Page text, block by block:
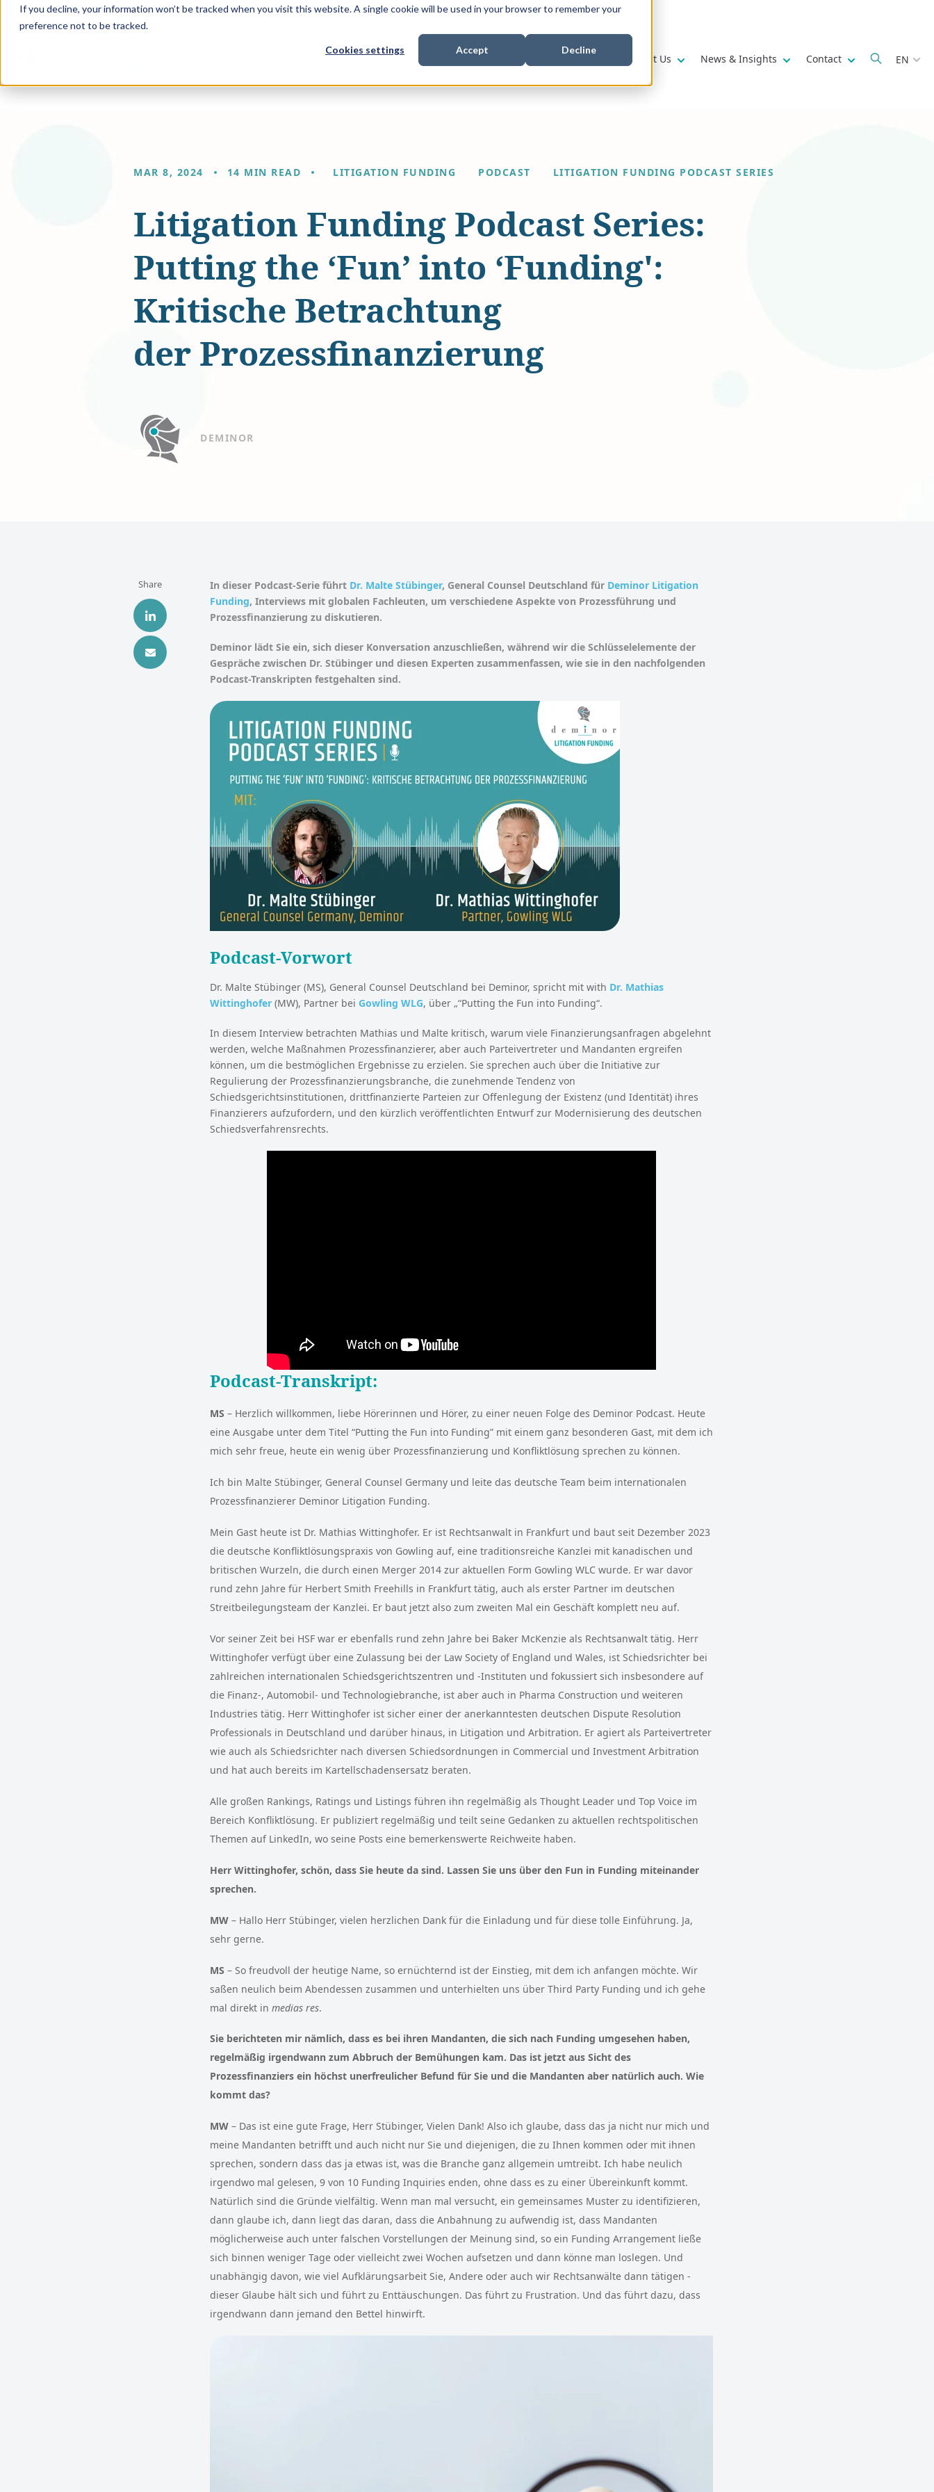
If you decline, your information won’t be tracked when you visit this website. A single cookie will be used in your browser to remember your
preference not to be tracked.
Cookies settings Accept Decline
Solutions & Expertise Show submenu for
Litigation Funding Show submenu for
Who We Work With Show submenu for
About Us Show submenu for
News & Insights Show submenu for
Contact Show submenu
EN
MAR 8, 2024 14 MIN READ LITIGATION FUNDING PODCAST LITIGATION FUNDING PODCAST SERIES
Litigation Funding Podcast Series:
Putting the ‘Fun’ into ‘Funding':
Kritische Betrachtung
der Prozessfinanzierung
DEMINOR
Share In dieser Podcast-Serie führt Dr. Malte Stübinger, General Counsel Deutschland für Deminor Litigation
Funding, Interviews mit globalen Fachleuten, um verschiedene Aspekte von Prozessführung und
Prozessfinanzierung zu diskutieren.
Deminor lädt Sie ein, sich dieser Konversation anzuschließen, während wir die Schlüsselelemente der
Gespräche zwischen Dr. Stübinger und diesen Experten zusammenfassen, wie sie in den nachfolgenden
Podcast-Transkripten festgehalten sind.
Podcast-Vorwort
Dr. Malte Stübinger (MS), General Counsel Deutschland bei Deminor, spricht mit with Dr. Mathias
Wittinghofer (MW), Partner bei Gowling WLG, über „“Putting the Fun into Funding“.
In diesem Interview betrachten Mathias und Malte kritisch, warum viele Finanzierungsanfragen abgelehnt
werden, welche Maßnahmen Prozessfinanzierer, aber auch Parteivertreter und Mandanten ergreifen
können, um die bestmöglichen Ergebnisse zu erzielen. Sie sprechen auch über die Initiative zur
Regulierung der Prozessfinanzierungsbranche, die zunehmende Tendenz von
Schiedsgerichtsinstitutionen, drittfinanzierte Parteien zur Offenlegung der Existenz (und Identität) ihres
Finanzierers aufzufordern, und den kürzlich veröffentlichten Entwurf zur Modernisierung des deutschen
Schiedsverfahrensrechts.
Podcast-Transkript:
MS – Herzlich willkommen, liebe Hörerinnen und Hörer, zu einer neuen Folge des Deminor Podcast. Heute
eine Ausgabe unter dem Titel “Putting the Fun into Funding” mit einem ganz besonderen Gast, mit dem ich
mich sehr freue, heute ein wenig über Prozessfinanzierung und Konfliktlösung sprechen zu können.
Ich bin Malte Stübinger, General Counsel Germany und leite das deutsche Team beim internationalen
Prozessfinanzierer Deminor Litigation Funding.
Mein Gast heute ist Dr. Mathias Wittinghofer. Er ist Rechtsanwalt in Frankfurt und baut seit Dezember 2023
die deutsche Konfliktlösungspraxis von Gowling auf, eine traditionsreiche Kanzlei mit kanadischen und
britischen Wurzeln, die durch einen Merger 2014 zur aktuellen Form Gowling WLC wurde. Er war davor
rund zehn Jahre für Herbert Smith Freehills in Frankfurt tätig, auch als erster Partner im deutschen
Streitbeilegungsteam der Kanzlei. Er baut jetzt also zum zweiten Mal ein Geschäft komplett neu auf.
Vor seiner Zeit bei HSF war er ebenfalls rund zehn Jahre bei Baker McKenzie als Rechtsanwalt tätig. Herr
Wittinghofer verfügt über eine Zulassung bei der Law Society of England und Wales, ist Schiedsrichter bei
zahlreichen internationalen Schiedsgerichtszentren und -Instituten und fokussiert sich insbesondere auf
die Finanz-, Automobil- und Technologiebranche, ist aber auch in Pharma Construction und weiteren
Industries tätig. Herr Wittinghofer ist sicher einer der anerkanntesten deutschen Dispute Resolution
Professionals in Deutschland und darüber hinaus, in Litigation und Arbitration. Er agiert als Parteivertreter
wie auch als Schiedsrichter nach diversen Schiedsordnungen in Commercial und Investment Arbitration
und hat auch bereits im Kartellschadensersatz beraten.
Alle großen Rankings, Ratings und Listings führen ihn regelmäßig als Thought Leader und Top Voice im
Bereich Konfliktlösung. Er publiziert regelmäßig und teilt seine Gedanken zu aktuellen rechtspolitischen
Themen auf LinkedIn, wo seine Posts eine bemerkenswerte Reichweite haben.
Herr Wittinghofer, schön, dass Sie heute da sind. Lassen Sie uns über den Fun in Funding miteinander
sprechen.
MW – Hallo Herr Stübinger, vielen herzlichen Dank für die Einladung und für diese tolle Einführung. Ja,
sehr gerne.
MS – So freudvoll der heutige Name, so ernüchternd ist der Einstieg, mit dem ich anfangen möchte. Wir
saßen neulich beim Abendessen zusammen und unterhielten uns über Third Party Funding und ich gehe
mal direkt in medias res.
Sie berichteten mir nämlich, dass es bei ihren Mandanten, die sich nach Funding umgesehen haben,
regelmäßig irgendwann zum Abbruch der Bemühungen kam. Das ist jetzt aus Sicht des
Prozessfinanziers ein höchst unerfreulicher Befund für Sie und die Mandanten aber natürlich auch. Wie
kommt das?
MW – Das ist eine gute Frage, Herr Stübinger, Vielen Dank! Also ich glaube, dass das ja nicht nur mich und
meine Mandanten betrifft und auch nicht nur Sie und diejenigen, die zu Ihnen kommen oder mit ihnen
sprechen, sondern dass das ja etwas ist, was die Branche ganz allgemein umtreibt. Ich habe neulich
irgendwo mal gelesen, 9 von 10 Funding Inquiries enden, ohne dass es zu einer Übereinkunft kommt.
Natürlich sind die Gründe vielfältig. Wenn man mal versucht, ein gemeinsames Muster zu identifizieren,
dann glaube ich, dann liegt das daran, dass die Anbahnung zu aufwendig ist, dass Mandanten
möglicherweise auch unter falschen Vorstellungen der Meinung sind, so ein Funding Arrangement ließe
sich binnen weniger Tage oder vielleicht zwei Wochen aufsetzen und dann könne man loslegen. Und
unabhängig davon, wie viel Aufklärungsarbeit Sie, Andere oder auch wir Rechtsanwälte dann tätigen -
dieser Glaube hält sich und führt zu Enttäuschungen. Das führt zu Frustration. Und das führt dazu, dass
irgendwann dann jemand den Bettel hinwirft.